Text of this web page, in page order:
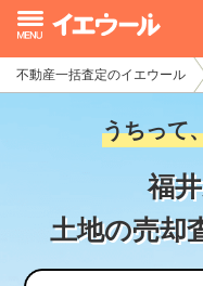
不動産一括査定のイエウール
うちって
福
土地の売却
イエウール加盟希望の
初めての方へ
不動産売却の流れ
不動産の売却・一括査定